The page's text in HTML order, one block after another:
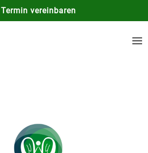
Termin vereinbaren